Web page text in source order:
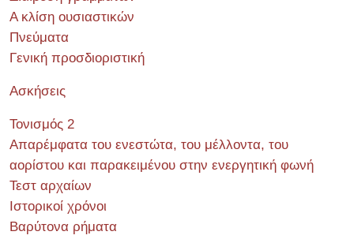
Α κλίση ουσιαστικών
Πνεύματα
Γενική προσδιοριστική
Ασκήσεις
Τονισμός 2
Απαρέμφατα του ενεστώτα, του μέλλοντα, του
αορίστου και παρακειμένου στην ενεργητική φωνή
Τεστ αρχαίων
Ιστορικοί χρόνοι
Βαρύτονα ρήματα